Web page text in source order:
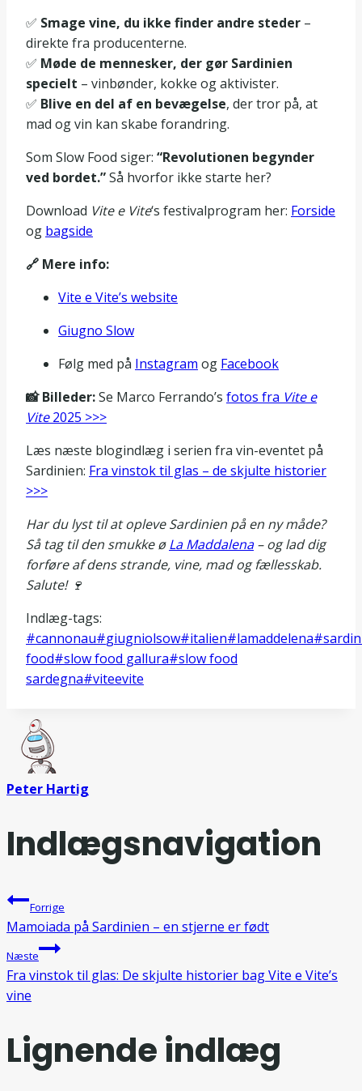
✅ Smage vine, du ikke finder andre steder –
direkte fra producenterne.
✅ Møde de mennesker, der gør Sardinien
specielt – vinbønder, kokke og aktivister.
✅ Blive en del af en bevægelse, der tror på, at
mad og vin kan skabe forandring.
Som Slow Food siger: “Revolutionen begynder
ved bordet.”Så hvorfor ikke starte her?
Download Vite e Vite‘s festivalprogram her: Forside
og bagside
🔗 Mere info:
Vite e Vite’s website
Giugno Slow
Følg med på Instagram og Facebook
📸 Billeder:Se Marco Ferrando’s fotos fra Vite e
Vite2025 >>>
Læs næste blogindlæg i serien fra vin-eventet på
Sardinien: Fra vinstok til glas – de skjulte historier
>>>
Har du lyst til at opleve Sardinien på en ny måde?
Så tag til den smukke øLa Maddalena– og lad dig
forføre af dens strande, vine, mad og fællesskab.
Salute! 🍷
Indlæg-tags:
#cannonau#giugniolsow#italien#lamaddelena#
food#slow food gallura#slow food
sardegna#viteevite
Peter Hartig
Indlægsnavigation
Forrige
Mamoiada på Sardinien – en stjerne er født
Næste
Fra vinstok til glas: De skjulte historier bag Vite e Vite’s
vine
Lignende indlæg